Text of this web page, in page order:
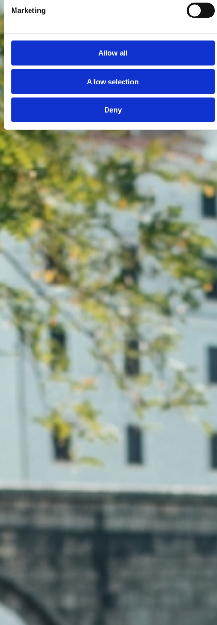
Marketing
Allow all
Allow selection
Deny